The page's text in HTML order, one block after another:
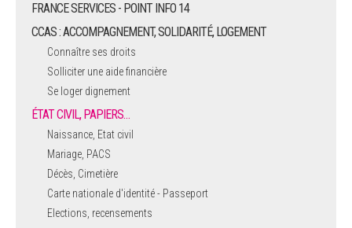
FRANCE SERVICES - POINT INFO 14
CCAS : ACCOMPAGNEMENT, SOLIDARITÉ, LOGEMENT
Connaître ses droits
Solliciter une aide financière
Se loger dignement
ÉTAT CIVIL, PAPIERS…
Naissance, Etat civil
Mariage, PACS
Décès, Cimetière
Carte nationale d'identité - Passeport
Elections, recensements